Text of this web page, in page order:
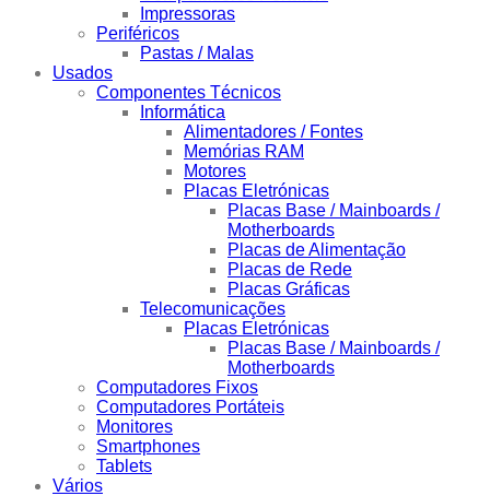
Impressoras
Periféricos
Pastas / Malas
Usados
Componentes Técnicos
Informática
Alimentadores / Fontes
Memórias RAM
Motores
Placas Eletrónicas
Placas Base / Mainboards /
Motherboards
Placas de Alimentação
Placas de Rede
Placas Gráficas
Telecomunicações
Placas Eletrónicas
Placas Base / Mainboards /
Motherboards
Computadores Fixos
Computadores Portáteis
Monitores
Smartphones
Tablets
Vários